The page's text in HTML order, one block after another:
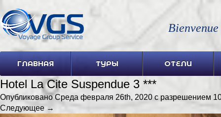
ГЛАВНАЯ ТУРЫ ОТЕЛИ
Hotel La Cite Suspendue 3 ***
ОпубликованоСреда февраля 26th, 2020с разрешением
Следующее →